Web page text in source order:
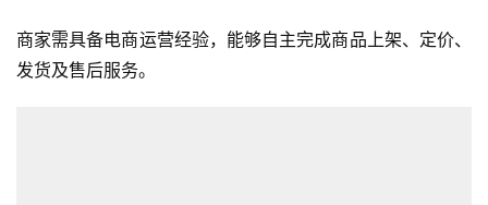
商家需具备电商运营经验，能够自主完成商品上架、定价、
发货及售后服务。